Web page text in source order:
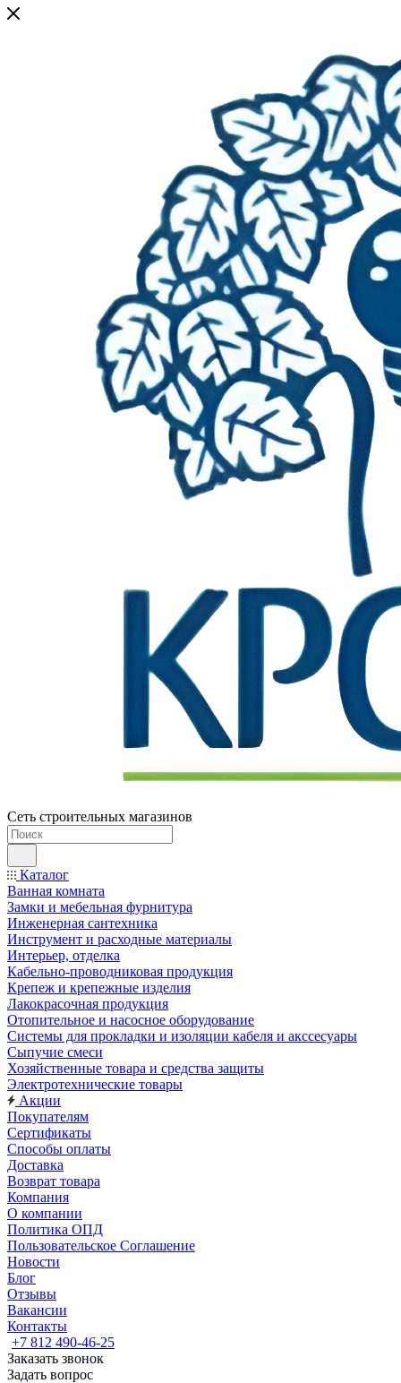
Сеть строительных магазинов
Каталог
Ванная комната
Замки и мебельная фурнитура
Инженерная сантехника
Инструмент и расходные материалы
Интерьер, отделка
Кабельно-проводниковая продукция
Крепеж и крепежные изделия
Лакокрасочная продукция
Отопительное и насосное оборудование
Системы для прокладки и изоляции кабеля и акссесуары
Сыпучие смеси
Хозяйственные товара и средства защиты
Электротехнические товары
Акции
Покупателям
Сертификаты
Способы оплаты
Доставка
Возврат товара
Компания
О компании
Политика ОПД
Пользовательское Соглашение
Новости
Блог
Отзывы
Вакансии
Контакты
+7 812 490-46-25
Заказать звонок
Задать вопрос